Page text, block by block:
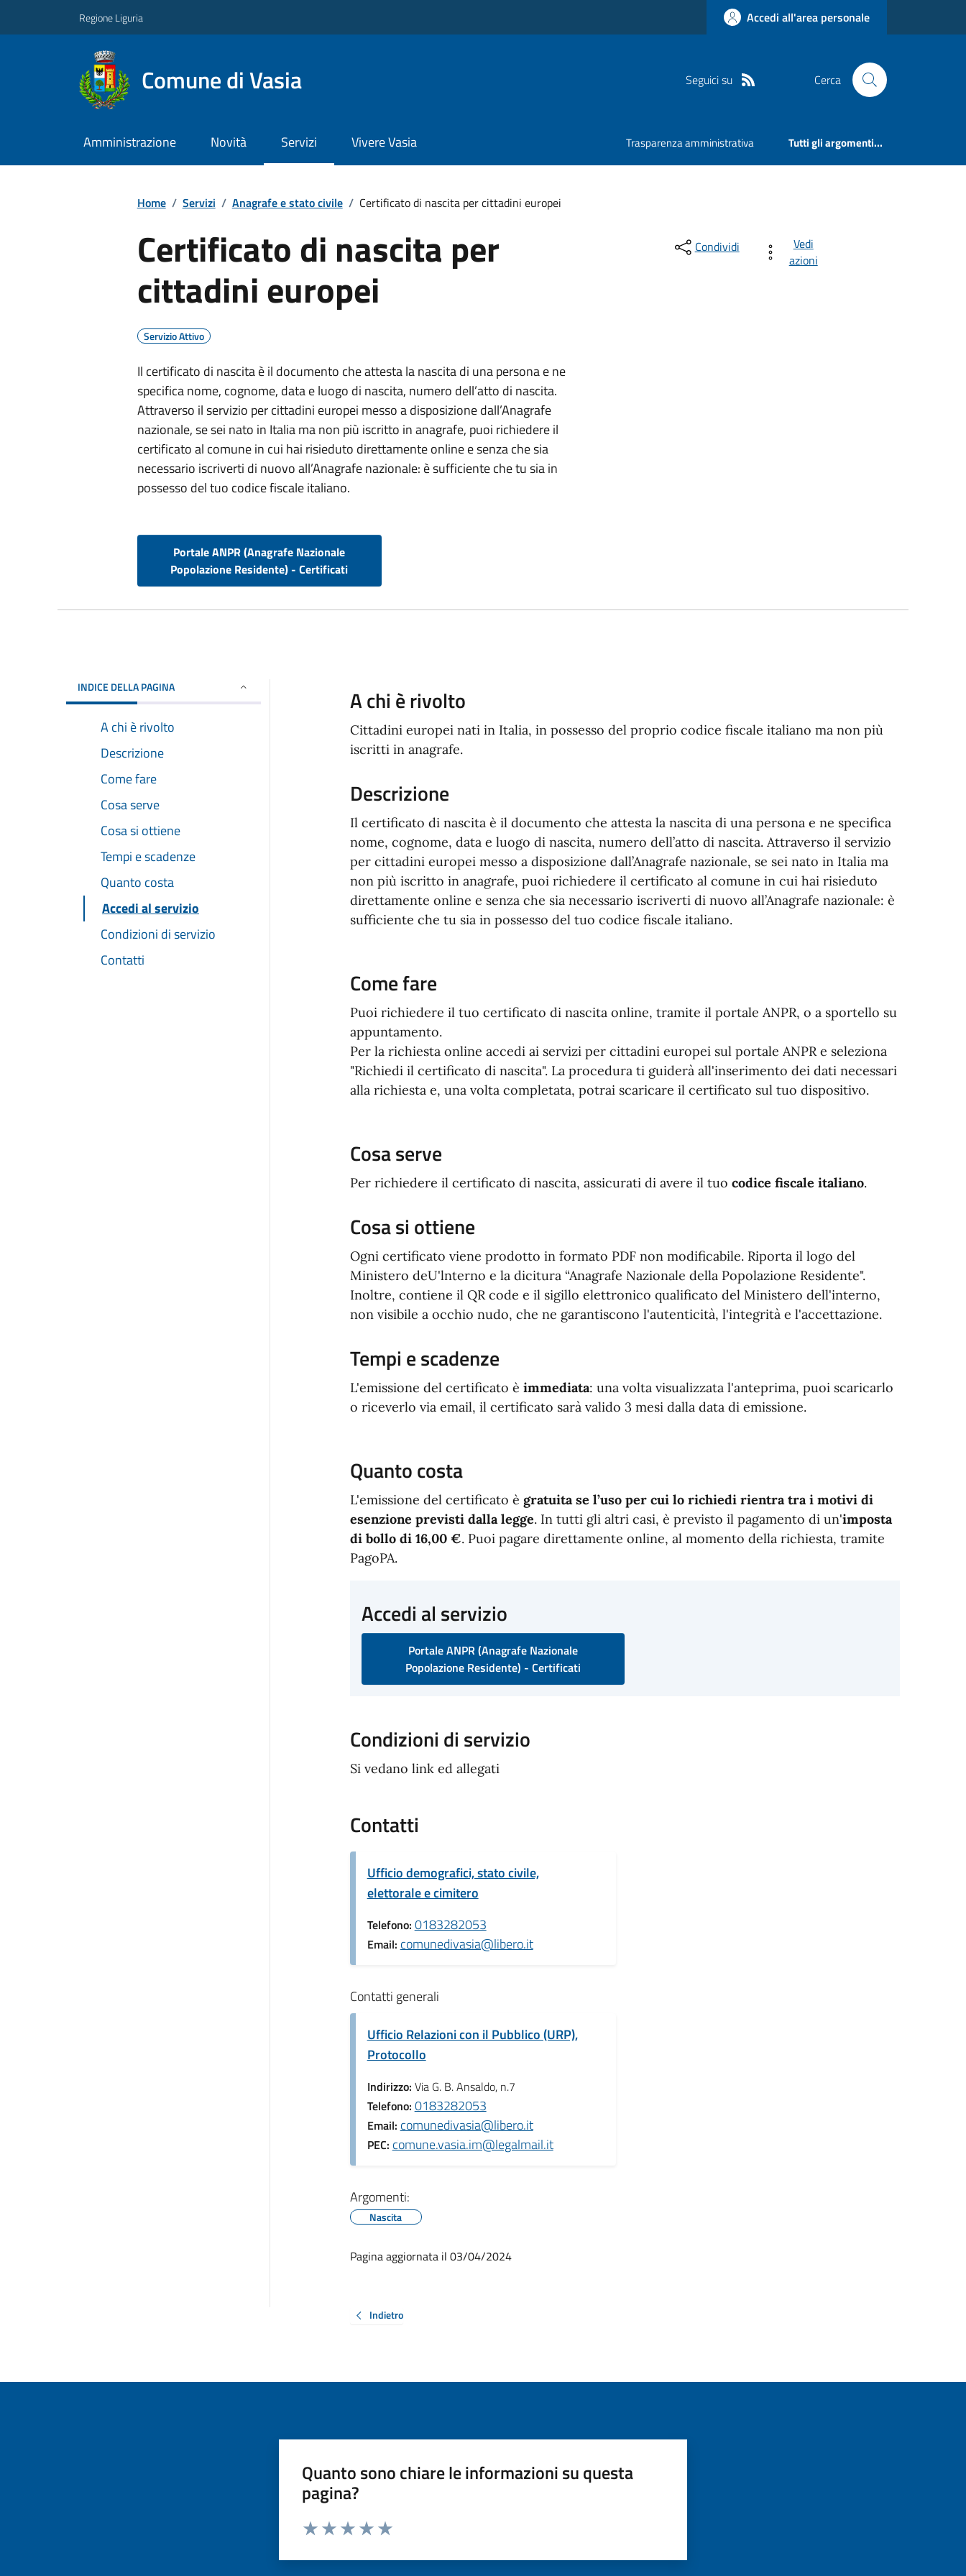
Regione Liguria Accedi all'area personale
Comune di Vasia Seguici su Cerca
Amministrazione Novità Servizi Vivere Vasia Trasparenza amministrativa Tutti gli argomenti...
Home / Servizi / Anagrafe e stato civile / Certificato di nascita per cittadini europei
Certificato di nascita per
cittadini europei
Servizio Attivo
Il certificato di nascita è il documento che attesta la nascita di una persona e ne
specifica nome, cognome, data e luogo di nascita, numero dell’atto di nascita.
Attraverso il servizio per cittadini europei messo a disposizione dall’Anagrafe
nazionale, se sei nato in Italia ma non più iscritto in anagrafe, puoi richiedere il
certificato al comune in cui hai risieduto direttamente online e senza che sia
necessario iscriverti di nuovo all’Anagrafe nazionale: è sufficiente che tu sia in
possesso del tuo codice fiscale italiano.
Portale ANPR (Anagrafe Nazionale
Popolazione Residente) - Certificati
Condividi
Vedi
azioni
INDICE DELLA PAGINA
A chi è rivolto
Descrizione
Come fare
Cosa serve
Cosa si ottiene
Tempi e scadenze
Quanto costa
Accedi al servizio
Condizioni di servizio
Contatti
A chi è rivolto
Cittadini europei nati in Italia, in possesso del proprio codice fiscale italiano ma non più
iscritti in anagrafe.
Descrizione
Il certificato di nascita è il documento che attesta la nascita di una persona e ne specifica
nome, cognome, data e luogo di nascita, numero dell’atto di nascita. Attraverso il servizio
per cittadini europei messo a disposizione dall’Anagrafe nazionale, se sei nato in Italia ma
non più iscritto in anagrafe, puoi richiedere il certificato al comune in cui hai risieduto
direttamente online e senza che sia necessario iscriverti di nuovo all’Anagrafe nazionale: è
sufficiente che tu sia in possesso del tuo codice fiscale italiano.
Come fare
Puoi richiedere il tuo certificato di nascita online, tramite il portale ANPR, o a sportello su
appuntamento.
Per la richiesta online accedi ai servizi per cittadini europei sul portale ANPR e seleziona
"Richiedi il certificato di nascita". La procedura ti guiderà all'inserimento dei dati necessari
alla richiesta e, una volta completata, potrai scaricare il certificato sul tuo dispositivo.
Cosa serve
Per richiedere il certificato di nascita, assicurati di avere il tuo codice fiscale italiano.
Cosa si ottiene
Ogni certificato viene prodotto in formato PDF non modificabile. Riporta il logo del
Ministero deU'lnterno e la dicitura “Anagrafe Nazionale della Popolazione Residente".
Inoltre, contiene il QR code e il sigillo elettronico qualificato del Ministero dell'interno,
non visibile a occhio nudo, che ne garantiscono l'autenticità, l'integrità e l'accettazione.
Tempi e scadenze
L'emissione del certificato è immediata: una volta visualizzata l'anteprima, puoi scaricarlo
o riceverlo via email, il certificato sarà valido 3 mesi dalla data di emissione.
Quanto costa
L'emissione del certificato è gratuita se l’uso per cui lo richiedi rientra tra i motivi di
esenzione previsti dalla legge. In tutti gli altri casi, è previsto il pagamento di un'imposta
di bollo di 16,00 €. Puoi pagare direttamente online, al momento della richiesta, tramite
PagoPA.
Accedi al servizio
Portale ANPR (Anagrafe Nazionale
Popolazione Residente) - Certificati
Condizioni di servizio
Si vedano link ed allegati
Contatti
Ufficio demografici, stato civile,
elettorale e cimitero
Telefono: 0183282053
Email: comunedivasia@libero.it
Contatti generali
Ufficio Relazioni con il Pubblico (URP),
Protocollo
Indirizzo: Via G. B. Ansaldo, n.7
Telefono: 0183282053
Email: comunedivasia@libero.it
PEC: comune.vasia.im@legalmail.it
Argomenti:
Nascita
Pagina aggiornata il 03/04/2024
Indietro
Quanto sono chiare le informazioni su questa
pagina?
Valuta da 1 a 5 stelle la pagina